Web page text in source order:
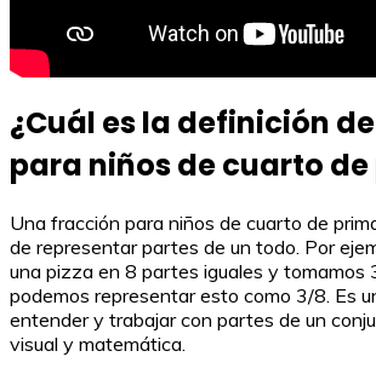
¿Cuál es la definición
para niños de cuarto
Una fracción para niños de cuarto de
de representar partes de un todo. Por
una pizza en 8 partes iguales y tomamos
podemos representar esto como 3/8. Es
entender y trabajar con partes de un
visual y matemática.